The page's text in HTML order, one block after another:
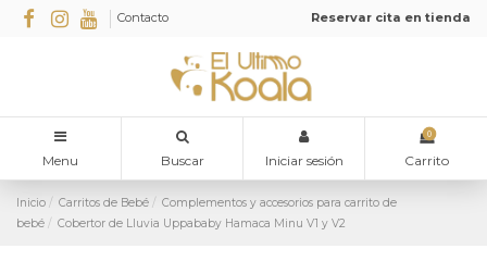
Contacto Reservar cita en tienda
Menu Buscar Iniciar sesión
0
Carrito
Inicio Carritos de Bebé
Complementos y accesorios para carrito de
bebé
Cobertor de Lluvia Uppababy Hamaca Minu V1 y V2